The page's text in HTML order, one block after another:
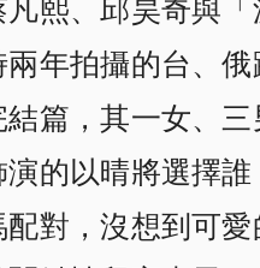
熙、邱昊奇與
年拍攝的台、
篇，其一女、
的以晴將選擇
對，沒想到可